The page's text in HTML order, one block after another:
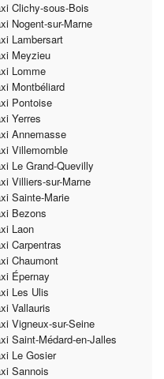
Clichy-sous-Bois
Nogent-sur-Marne
Lambersart
Meyzieu
Lomme
Montbéliard
Pontoise
Yerres
Annemasse
Villemomble
Le Grand-Quevilly
Villiers-sur-Marne
Sainte-Marie
Bezons
Laon
Carpentras
Chaumont
Épernay
Les Ulis
Vallauris
Vigneux-sur-Seine
Saint-Médard-en-Jalles
Le Gosier
Sannois